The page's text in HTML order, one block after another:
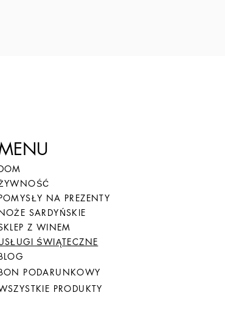
NA PREZENTY
SARDYŃSKIE
Z WINEM
ŚWIĄTECZNE
PODARUNKOWY
PRODUKTY